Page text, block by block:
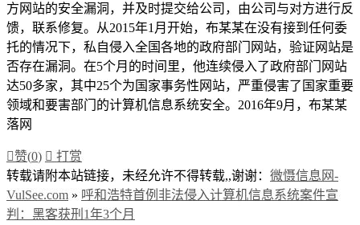
方网站的安全漏洞，并及时提交给公司，由公司与对方进行反
馈，联系修复。从2015年1月开始，布某某在没有接到任何委
托的情况下，私自侵入全国各地的政府部门网站，验证网站是
否存在漏洞。在5个月的时间里，他连续侵入了政府部门网站
达50多家，其中25个为国家事务性网站，严重侵害了国家重要
领域和要害部门的计算机信息系统安全。2016年9月，布某某
落网
赞(0)  打赏
转载请附本站链接，未经允许不得转载,,谢谢： 微慑信息网-
VulSee.com » 呼和浩特首例非法侵入计算机信息系统案件宣
判：黑客获刑1年3个月